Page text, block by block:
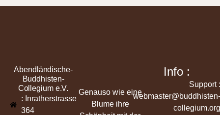
Abendländische-
Buddhisten-
Collegium e.V.
: Inratherstrasse
364
Genauso wie eine
Blume ihre
Info :
Support :
webmaster@buddhisten-
collegium.org